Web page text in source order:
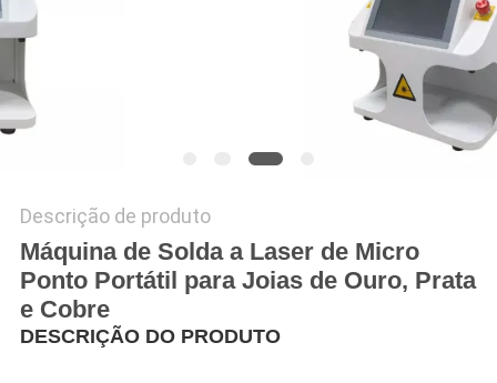
Descrição de produto
Máquina de Solda a Laser de Micro
Ponto Portátil para Joias de Ouro, Prata
e Cobre
DESCRIÇÃO DO PRODUTO